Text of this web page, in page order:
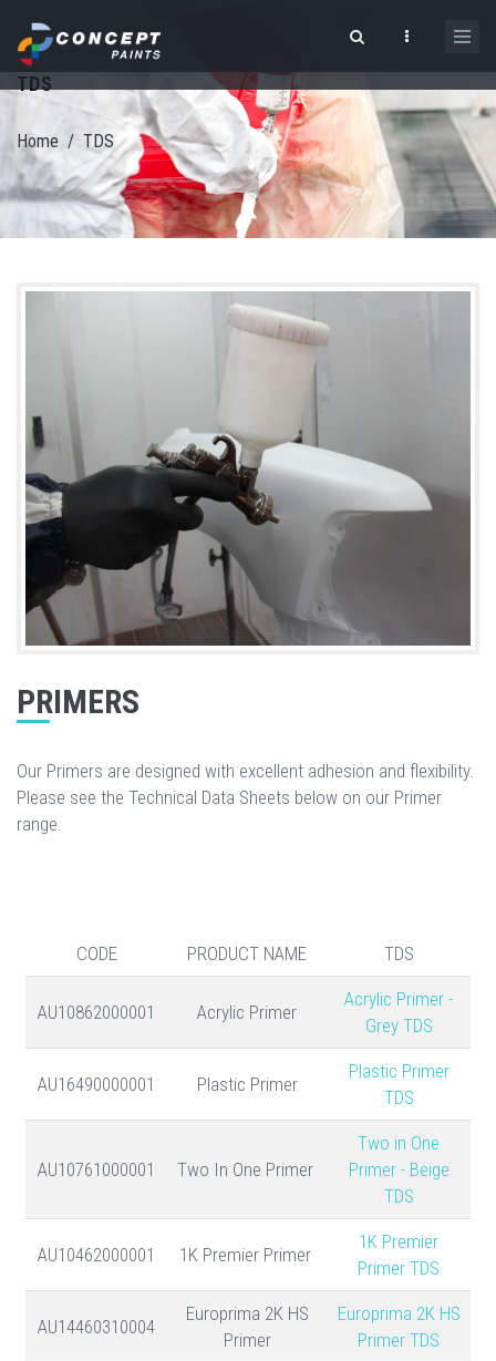
Search form
TDS
Home / TDS
PRIMERS
Our Primers are designed with excellent adhesion and flexibility.
Please see the Technical Data Sheets below on our Primer
range.
CODE PRODUCT NAME TDS
AU10862000001 Acrylic Primer
Acrylic Primer -
Grey TDS
AU16490000001 Plastic Primer
Plastic Primer
TDS
AU10761000001 Two In One Primer
Two in One
Primer - Beige
TDS
AU10462000001 1K Premier Primer
1K Premier
Primer TDS
AU14460310004
Europrima 2K HS
Primer
Europrima 2K HS
Primer TDS